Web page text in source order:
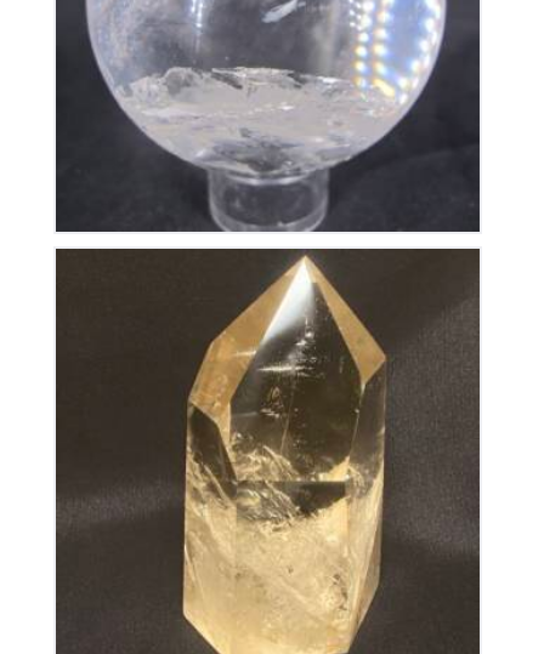
Citrine Naturelle Repolie
175€